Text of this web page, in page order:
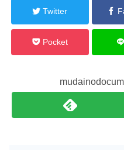
Twitter
Pocket